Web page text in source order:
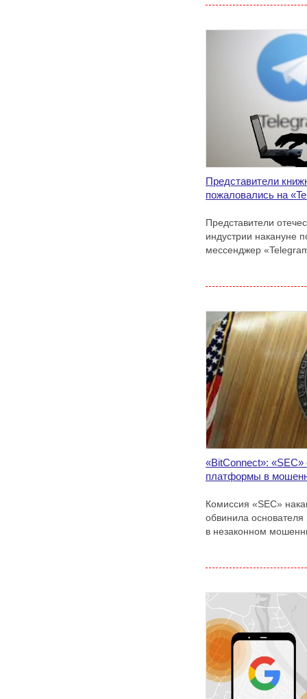
Представители
пожаловались на
Представители
индустрии накануне
мессенджер
«BitConnect»:
платформы в
Комиссия «SEC»
обвинила
в незаконном